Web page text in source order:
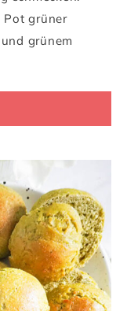
Pot grüner
grünem